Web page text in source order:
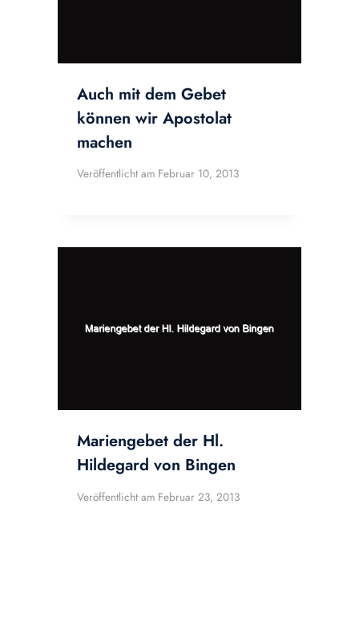
Auch mit dem Gebet
können wir Apostolat
machen
Veröffentlicht am Februar 10, 2013
Mariengebet der Hl.
Hildegard von Bingen
Veröffentlicht am Februar 23, 2013